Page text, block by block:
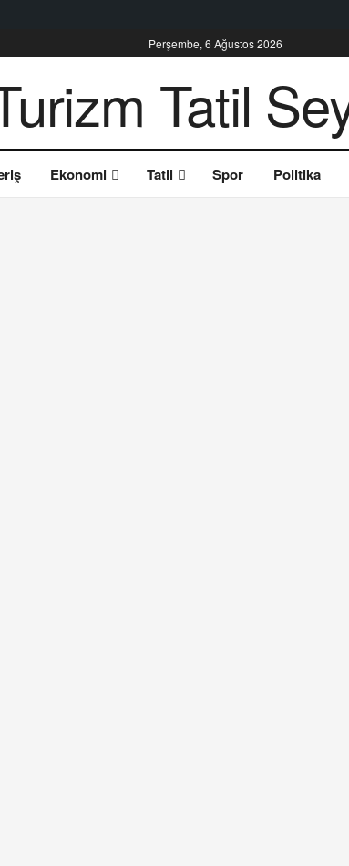
Perşembe, 6 Ağustos 2026
Ekonomi Tatil Spor Politika